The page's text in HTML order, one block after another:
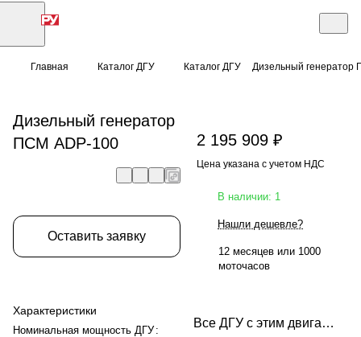
Главная Каталог ДГУ Каталог ДГУ Дизельный генератор
Дизельный генератор
ПСМ ADP-100
Оставить заявку
Характеристики
Номинальная мощность ДГУ :
2 195 909 ₽
Цена указана с учетом НДС
В наличии: 1
Нашли дешевле?
12 месяцев или 1000
моточасов
Все ДГУ с этим двигателем